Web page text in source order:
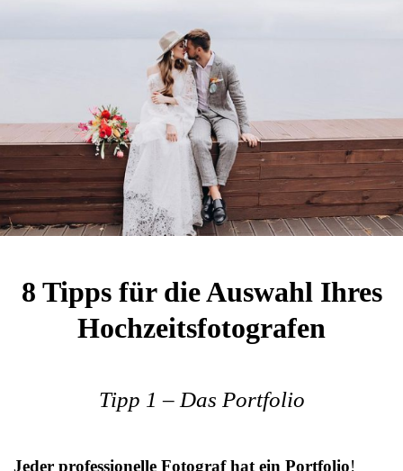
8 Tipps für die Auswahl Ihres
Hochzeitsfotografen
Tipp 1 – Das Portfolio
Jeder professionelle Fotograf hat ein Portfolio!